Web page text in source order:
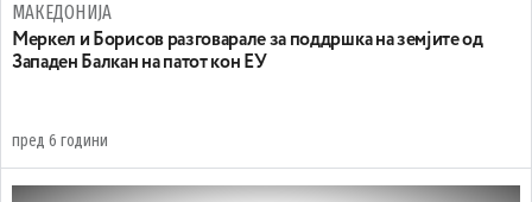
МАКЕДОНИЈА
Меркел и Борисов разговарале за поддршка на земјите од
Западен Балкан на патот кон ЕУ
пред 6 години